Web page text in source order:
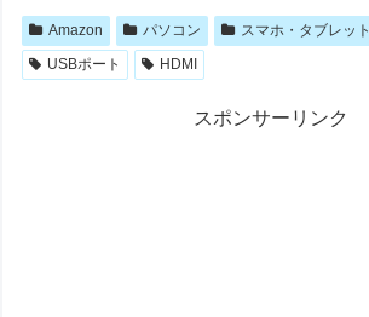
Amazon パソコン スマホ・タブレット
USBポート
HDMI
スポンサーリンク